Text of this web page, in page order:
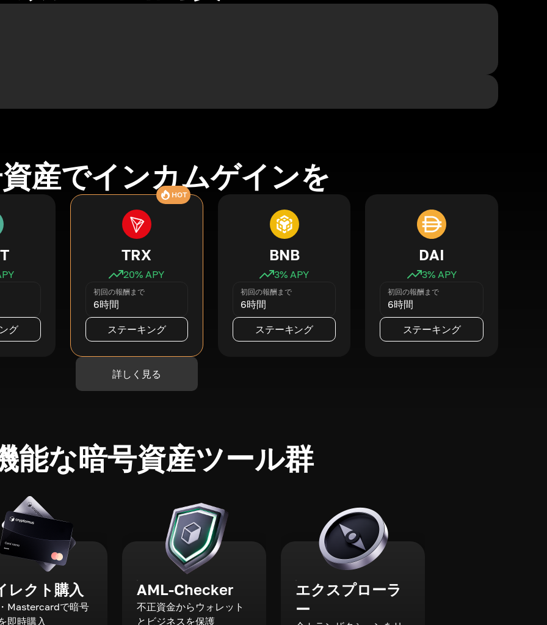
産でインカムゲインを
グ
HOT
TRX
20% APY
初回の報酬まで
6時間
ステーキング
BNB
3% APY
初回の報酬まで
6時間
ステーキング
DAI
3% APY
初回の報酬まで
6時間
ステーキング
詳しく見る
能な暗号資産ツール群
レクト購入
Mastercardで暗号
即時購入
AML-Checker
不正資金からウォレット
とビジネスを保護
エクスプローラ
ー